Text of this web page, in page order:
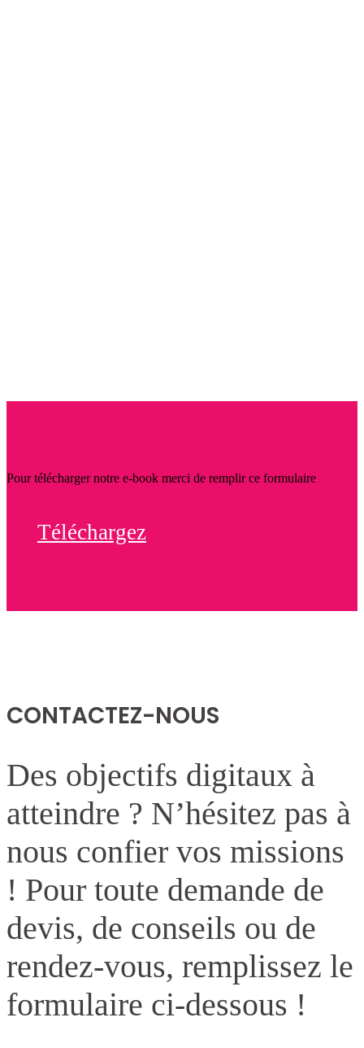
Pour télécharger notre e-book merci de remplir ce formulaire
Téléchargez
CONTACTEZ-NOUS
Des objectifs digitaux à
atteindre ? N’hésitez pas à
nous confier vos missions
! Pour toute demande de
devis, de conseils ou de
rendez-vous, remplissez le
formulaire ci-dessous !